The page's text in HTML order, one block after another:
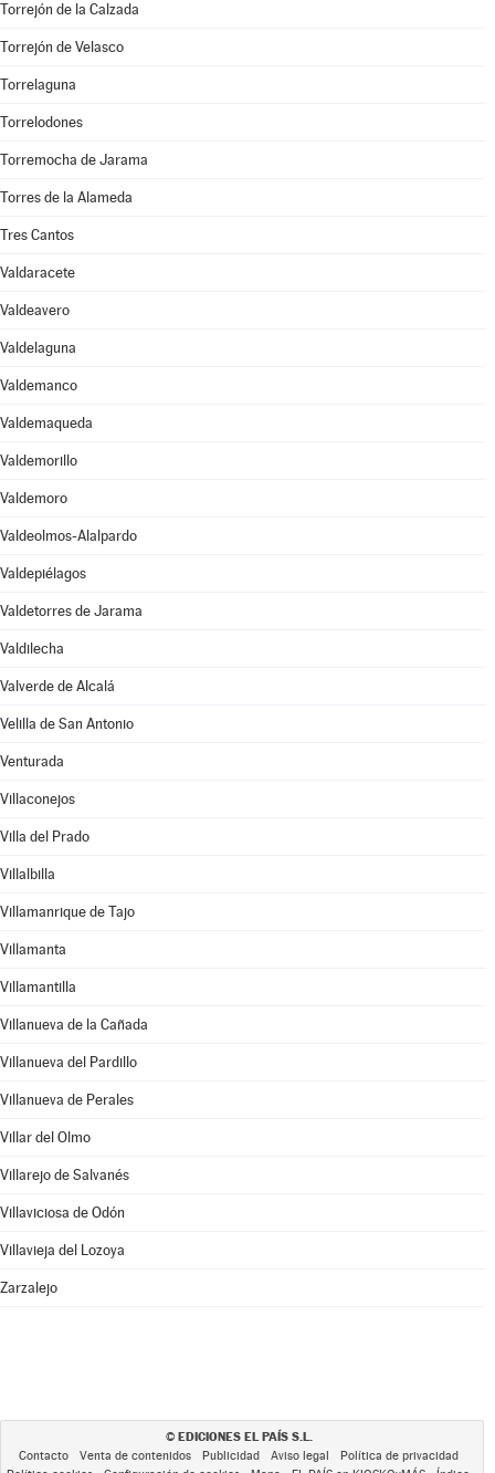
Torrejón de la Calzada
Torrejón de Velasco
Torrelaguna
Torrelodones
Torremocha de Jarama
Torres de la Alameda
Tres Cantos
Valdaracete
Valdeavero
Valdelaguna
Valdemanco
Valdemaqueda
Valdemorillo
Valdemoro
Valdeolmos-Alalpardo
Valdepiélagos
Valdetorres de Jarama
Valdilecha
Valverde de Alcalá
Velilla de San Antonio
Venturada
Villaconejos
Villa del Prado
Villalbilla
Villamanrique de Tajo
Villamanta
Villamantilla
Villanueva de la Cañada
Villanueva del Pardillo
Villanueva de Perales
Villar del Olmo
Villarejo de Salvanés
Villaviciosa de Odón
Villavieja del Lozoya
Zarzalejo
© EDICIONES EL PAÍS S.L.
Contacto Venta de contenidos Publicidad Aviso legal
Política de privacidad